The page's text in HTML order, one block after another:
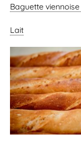
Baguette viennoise
Lait